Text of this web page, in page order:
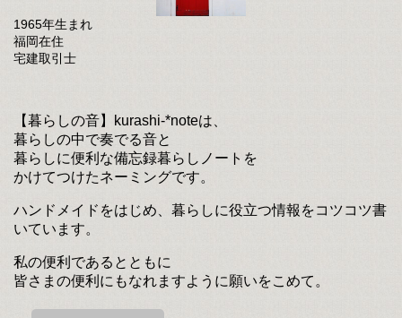
1965年生まれ
福岡在住
宅建取引士
【暮らしの音】kurashi-*noteは、
暮らしの中で奏でる音と
暮らしに便利な備忘録暮らしノートを
かけてつけたネーミングです。
ハンドメイドをはじめ、暮らしに役立つ情報をコツコツ書
いています。
私の便利であるとともに
皆さまの便利にもなれますように願いをこめて。